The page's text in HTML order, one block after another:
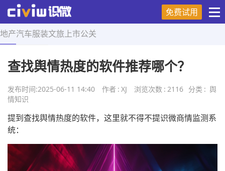
免费试用
地产汽车服装文旅 上市公关
首页 > 舆情知识 > 正文
查找舆情热度的软件推荐哪个？
发布时间:2025-06-11 14:40 作者 : XJ 浏览次数 : 2116 分类 : 舆
情知识
提到查找舆情热度的软件，这里就不得不提识微商情监测系
统：